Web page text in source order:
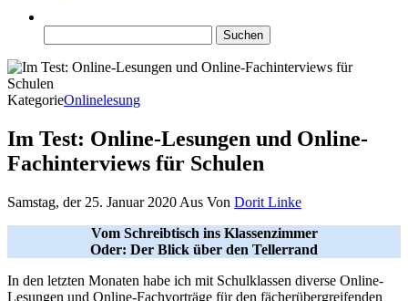
nach:
KategorieOnlinelesung
Im Test: Online-Lesungen und Online-
Fachinterviews für Schulen
Samstag, der 25. Januar 2020 Aus Von Dorit Linke
Vom Schreibtisch ins Klassenzimmer
Oder: Der Blick über den Tellerrand
In den letzten Monaten habe ich mit Schulklassen diverse Online-
Lesungen und Online-Fachvorträge für den fächerübergreifenden